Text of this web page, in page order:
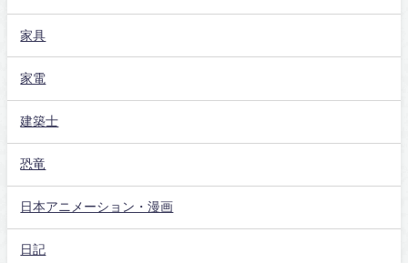
家具
家電
建築士
恐竜
日本アニメーション・漫画
日記